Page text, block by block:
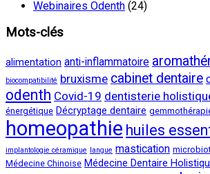
Webinaires Odenth (24)
Mots-clés
alimentation anti-inflammatoire
biocompatibilité bruxisme cabinet dentaire
odenth Covid-19 dentisterie
énergétique Décryptage dentaire
homeopathie huiles
implantologie céramique langue mastication
Médecine Chinoise Médecine Dentaire